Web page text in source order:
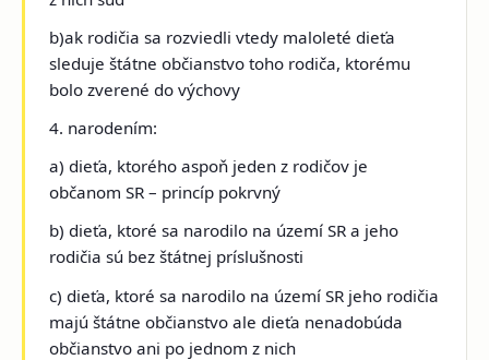
b)ak rodičia sa rozviedli vtedy maloleté dieťa
sleduje štátne občianstvo toho rodiča, ktorému
bolo zverené do výchovy
4. narodením:
a) dieťa, ktorého aspoň jeden z rodičov je
občanom SR – princíp pokrvný
b) dieťa, ktoré sa narodilo na území SR a jeho
rodičia sú bez štátnej príslušnosti
c) dieťa, ktoré sa narodilo na území SR jeho rodičia
majú štátne občianstvo ale dieťa nenadobúda
občianstvo ani po jednom z nich